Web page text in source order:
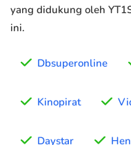
yang didukung oleh
ini.
Dbsuperonline
Kinopirat
Daystar